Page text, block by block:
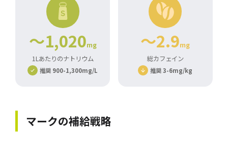
～1,020mg
1Lあたりのナトリウム
推奨 900-1,300mg/L
～2.9mg
総カフェイン
推奨 3-6mg/kg
マークの補給戦略